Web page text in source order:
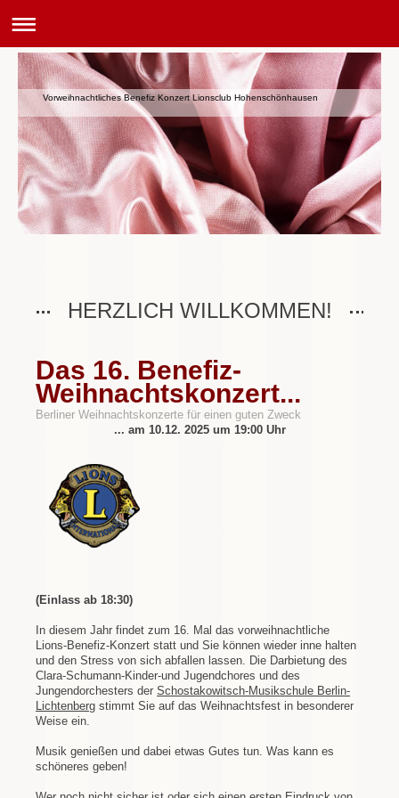
Vorweihnachtliches Benefiz Konzert Lionsclub Hohenschönhausen
HERZLICH WILLKOMMEN!
Das 16. Benefiz-
Weihnachtskonzert...
Berliner Weihnachtskonzerte für einen guten Zweck
... am 10.12. 2025 um 19:00 Uhr
(Einlass ab 18:30)
In diesem Jahr findet zum 16. Mal das vorweihnachtliche
Lions-Benefiz-Konzert statt und Sie können wieder inne halten
und den Stress von sich abfallen lassen. Die Darbietung des
Clara-Schumann-Kinder-und Jugendchores und des
Jungendorchesters derSchostakowitsch-Musikschule Berlin-
Lichtenberg stimmt Sie auf das Weihnachtsfest in besonderer
Weise ein.
Musik genießen und dabei etwas Gutes tun. Was kann es
schöneres geben!